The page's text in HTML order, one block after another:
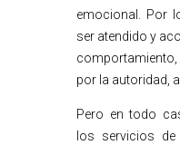
emocional. Por
ser atendido y
por la autoridad,
Pero en todo
los servicios